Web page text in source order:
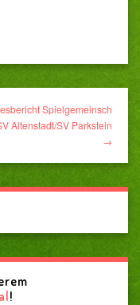
Spielgemeinsch
Altenstadt/SV Parkstein
→
!